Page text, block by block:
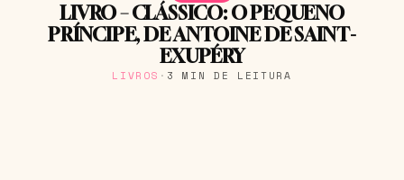
LIVRO – CLÁSSICO: O PEQUENO
PRÍNCIPE, DE ANTOINE DE SAINT-
EXUPÉRY
LIVROS · 3 MIN DE LEITURA